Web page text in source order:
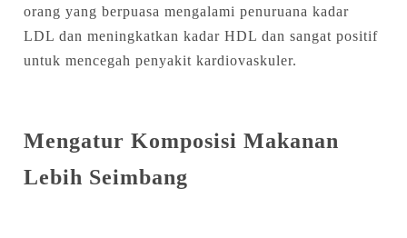
orang yang berpuasa mengalami penuruana kadar
LDL dan meningkatkan kadar HDL dan sangat positif
untuk mencegah penyakit kardiovaskuler.
Mengatur Komposisi Makanan
Lebih Seimbang